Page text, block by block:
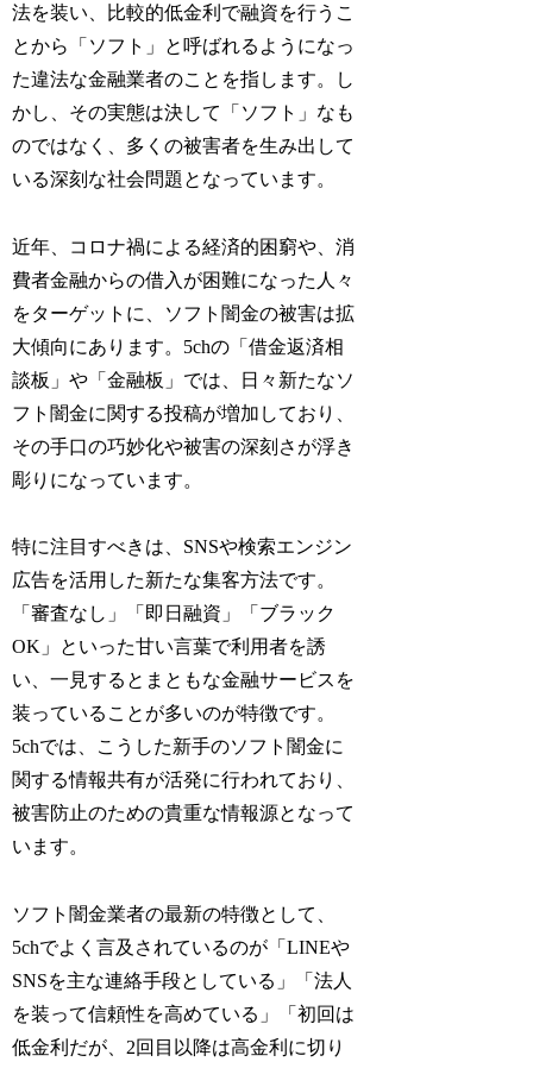
法を装い、比較的低金利で融資を行うこ
とから「ソフト」と呼ばれるようになっ
た違法な金融業者のことを指します。し
かし、その実態は決して「ソフト」なも
のではなく、多くの被害者を生み出して
いる深刻な社会問題となっています。
近年、コロナ禍による経済的困窮や、消
費者金融からの借入が困難になった人々
をターゲットに、ソフト闇金の被害は拡
大傾向にあります。5chの「借金返済相
談板」や「金融板」では、日々新たなソ
フト闇金に関する投稿が増加しており、
その手口の巧妙化や被害の深刻さが浮き
彫りになっています。
特に注目すべきは、SNSや検索エンジン
広告を活用した新たな集客方法です。
「審査なし」「即日融資」「ブラック
OK」といった甘い言葉で利用者を誘
い、一見するとまともな金融サービスを
装っていることが多いのが特徴です。
5chでは、こうした新手のソフト闇金に
関する情報共有が活発に行われており、
被害防止のための貴重な情報源となって
います。
ソフト闇金業者の最新の特徴として、
5chでよく言及されているのが「LINEや
SNSを主な連絡手段としている」「法人
を装って信頼性を高めている」「初回は
低金利だが、2回目以降は高金利に切り